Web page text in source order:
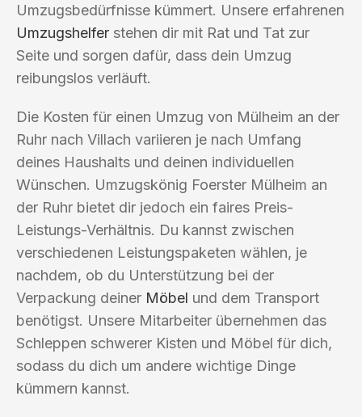
Umzugsbedürfnisse kümmert. Unsere erfahrenen
Umzugshelfer stehen dir mit Rat und Tat zur
Seite und sorgen dafür, dass dein Umzug
reibungslos verläuft.
Die Kosten für einen Umzug von Mülheim an der
Ruhr nach Villach variieren je nach Umfang
deines Haushalts und deinen individuellen
Wünschen. Umzugskönig Foerster Mülheim an
der Ruhr bietet dir jedoch ein faires Preis-
Leistungs-Verhältnis. Du kannst zwischen
verschiedenen Leistungspaketen wählen, je
nachdem, ob du Unterstützung bei der
Verpackung deiner Möbel und dem Transport
benötigst. Unsere Mitarbeiter übernehmen das
Schleppen schwerer Kisten und Möbel für dich,
sodass du dich um andere wichtige Dinge
kümmern kannst.